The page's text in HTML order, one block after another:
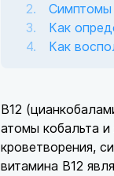
Симптомы
Как
Как
В12
атомы кобальта
кроветворения,
витамина В12